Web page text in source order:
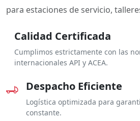
para estaciones de servicio,
Calidad Certificada
Cumplimos estrictamente con las
internacionales API y ACEA.
Despacho Eficiente
Logística optimizada para
constante.